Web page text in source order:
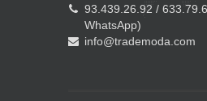
93.439.26.92 /
WhatsApp)
info@trademoda.com